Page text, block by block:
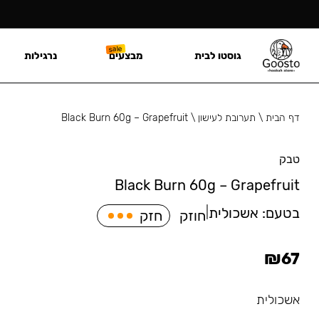
דף הבית\ תערובת לעישון \
Black Burn 60g – Grapefruit
טבק
Black Burn 60g – Grapefruit
בטעם: אשכולית חוזק חזק
₪67
אשכולית
גוסטו לבית מבצעים נרגילות